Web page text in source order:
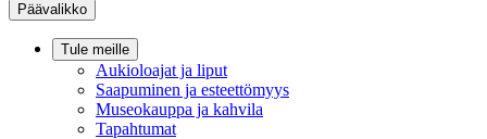
Päävalikko
Tule meille
Aukioloajat ja liput
Saapuminen ja esteettömyys
Museokauppa ja kahvila
Tapahtumat